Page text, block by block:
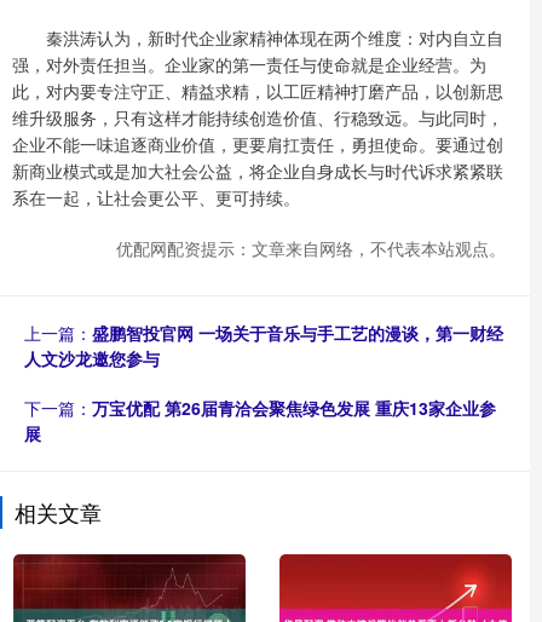
秦洪涛认为，新时代企业家精神体现在两个维度：对内自立自
强，对外责任担当。企业家的第一责任与使命就是企业经营。为
此，对内要专注守正、精益求精，以工匠精神打磨产品，以创新思
维升级服务，只有这样才能持续创造价值、行稳致远。与此同时，
企业不能一味追逐商业价值，更要肩扛责任，勇担使命。要通过创
新商业模式或是加大社会公益，将企业自身成长与时代诉求紧紧联
系在一起，让社会更公平、更可持续。
优配网配资提示：文章来自网络，不代表本站观点。
上一篇： 盛鹏智投官网 一场关于音乐与手工艺的漫谈，第一财经
人文沙龙邀您参与
下一篇： 万宝优配 第26届青洽会聚焦绿色发展 重庆13家企业参
展
相关文章